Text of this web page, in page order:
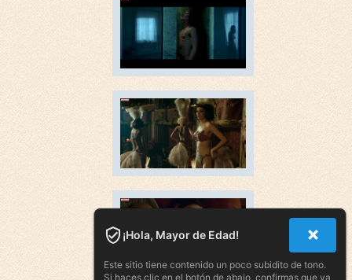
¡Hola, Mayor de Edad!
Este sitio tiene contenido un poco subidito de tono.
Si haces clic en el botón de abajo, confirmas que ya